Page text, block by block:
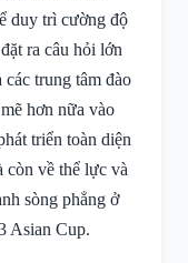
duy trì cường độ
ra câu hỏi lớn
trung tâm đào
hơn nữa vào
triển toàn diện
còn về thể lực và
sòng phẳng ở
Asian Cup.